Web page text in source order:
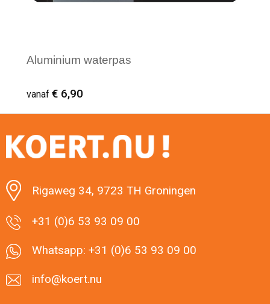
Aluminium waterpas
vanaf € 6,90
Minimale afname: 100
Rigaweg 34, 9723 TH Groningen
+31 (0)6 53 93 09 00
Whatsapp: +31 (0)6 53 93 09 00
info@koert.nu